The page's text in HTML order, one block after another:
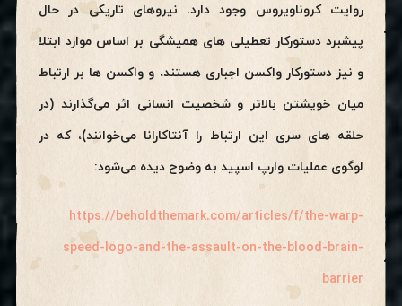
روایت کروناویروس وجود دارد. نیروهای تاریکی در حال
پیشبرد دستورکار تعطیلی های همیشگی بر اساس موارد ابتلا
و نیز دستورکار واکسن اجباری هستند، و واکسن ها بر ارتباط
میان خویشتن بالاتر و شخصیت انسانی اثر می‌گذارند (در
حلقه های سری این ارتباط را آنتاکارانا می‌خوانند)، که در
لوگوی عملیات وارپ اسپید به وضوح دیده می‌شود:
https://beholdthemark.com/articles/f/the-warp-
speed-logo-and-the-assault-on-the-blood-brain-
barrier